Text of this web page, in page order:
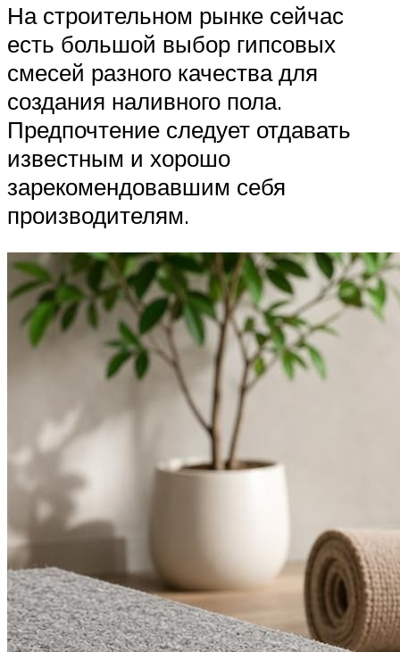
На строительном рынке сейчас
есть большой выбор гипсовых
смесей разного качества для
создания наливного пола.
Предпочтение следует отдавать
известным и хорошо
зарекомендовавшим себя
производителям.